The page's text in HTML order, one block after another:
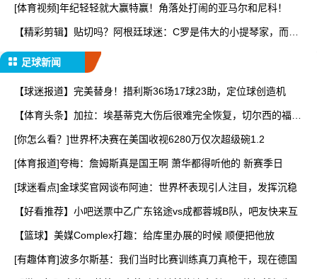
[体育视频]年纪轻轻就大赢特赢！角落处打闹的亚马尔和尼科！
【精彩剪辑】贴切吗？阿根廷球迷：C罗是伟大的小提琴家，而梅
足球新闻
【球迷报道】完美替身！措利斯36场17球23助，定位球创造机
【体育头条】加拉：埃基蒂克大伤后很难完全恢复，切尔西的福法
[你怎么看？]世界杯决赛在美国收视6280万仅次超级碗1.2
[体育报道]夸梅：詹姆斯真是国王啊 萧华都得听他的 新赛季日
[球迷看点]金球奖官网谈布阿迪：世界杯表现引人注目，发挥沉稳
【好看推荐】小吧送票中乙广东铭途vs成都蓉城B队，吧友快来互
【篮球】美媒Complex打趣：给库里办展的时候 顺便把他放
[有趣体育]波多尔斯基：我们当时比赛训练真刀真枪干，现在德国